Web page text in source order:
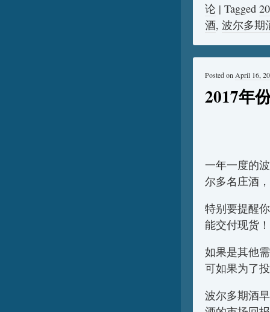
论 | Tagged
酒, 波尔多期
2017年
Posted on April 16,
一年一度的
尔多名庄酒
特别要提醒
能交付现货
如果是其他
可如果为了
波尔多期酒